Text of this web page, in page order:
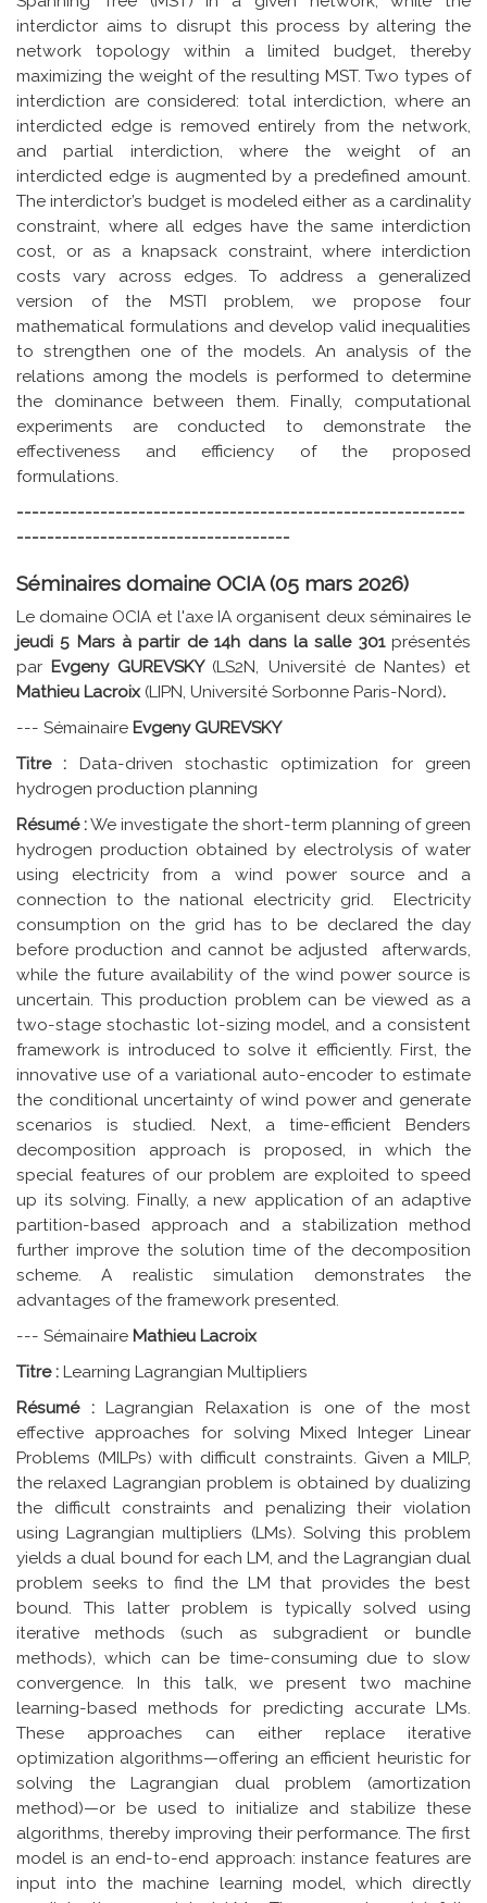
interdictor aims to disrupt this process by altering the
network topology within a limited budget, thereby
maximizing the weight of the resulting MST. Two types of
interdiction are considered: total interdiction, where an
interdicted edge is removed entirely from the network,
and partial interdiction, where the weight of an
interdicted edge is augmented by a predefined amount.
The interdictor’s budget is modeled either as a cardinality
constraint, where all edges have the same interdiction
cost, or as a knapsack constraint, where interdiction
costs vary across edges. To address a generalized
version of the MSTI problem, we propose four
mathematical formulations and develop valid inequalities
to strengthen one of the models. An analysis of the
relations among the models is performed to determine
the dominance between them. Finally, computational
experiments are conducted to demonstrate the
effectiveness and efficiency of the proposed
formulations.
-----------------------------------------------------------
------------------------------------
Séminaires domaine OCIA (05 mars 2026)
Le domaine OCIA et l'axe IA organisent deux séminaires le
jeudi 5 Mars à partir de 14h dans la salle 301présentés
par Evgeny GUREVSKY (LS2N, Université de Nantes) et
Mathieu Lacroix(LIPN, Université Sorbonne Paris-Nord).
--- Sémainaire Evgeny GUREVSKY
Titre : Data-driven stochastic optimization for green
hydrogen production planning
Résumé :We investigate the short-term planning of green
hydrogen production obtained by electrolysis of water
using electricity from a wind power source and a
connection to the national electricity grid. Electricity
consumption on the grid has to be declared the day
before production and cannot be adjusted afterwards,
while the future availability of the wind power source is
uncertain. This production problem can be viewed as a
two-stage stochastic lot-sizing model, and a consistent
framework is introduced to solve it efficiently. First, the
innovative use of a variational auto-encoder to estimate
the conditional uncertainty of wind power and generate
scenarios is studied. Next, a time-efficient Benders
decomposition approach is proposed, in which the
special features of our problem are exploited to speed
up its solving. Finally, a new application of an adaptive
partition-based approach and a stabilization method
further improve the solution time of the decomposition
scheme. A realistic simulation demonstrates the
advantages of the framework presented.
--- Sémainaire Mathieu Lacroix
Titre : Learning Lagrangian Multipliers
Résumé :Lagrangian Relaxation is one of the most
effective approaches for solving Mixed Integer Linear
Problems (MILPs) with difficult constraints. Given a MILP,
the relaxed Lagrangian problem is obtained by dualizing
the difficult constraints and penalizing their violation
using Lagrangian multipliers (LMs). Solving this problem
yields a dual bound for each LM, and the Lagrangian dual
problem seeks to find the LM that provides the best
bound. This latter problem is typically solved using
iterative methods (such as subgradient or bundle
methods), which can be time-consuming due to slow
convergence. In this talk, we present two machine
learning-based methods for predicting accurate LMs.
These approaches can either replace iterative
optimization algorithms—offering an efficient heuristic for
solving the Lagrangian dual problem (amortization
method)—or be used to initialize and stabilize these
algorithms, thereby improving their performance. The first
model is an end-to-end approach: instance features are
input into the machine learning model, which directly